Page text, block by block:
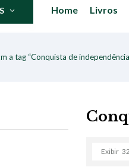
Home Livros
a tag “Conquista de
Exibir 32